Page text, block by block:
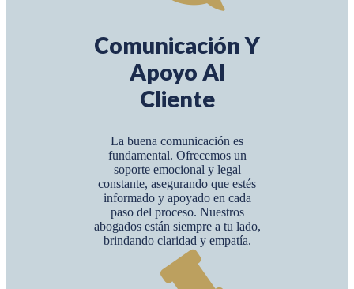
Comunicación Y
Apoyo Al
Cliente
La buena comunicación es
fundamental. Ofrecemos un
soporte emocional y legal
constante, asegurando que estés
informado y apoyado en cada
paso del proceso. Nuestros
abogados están siempre a tu lado,
brindando claridad y empatía.